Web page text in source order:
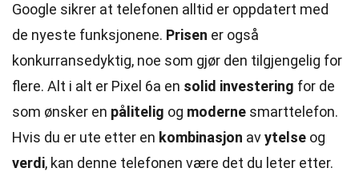
Google sikrer at telefonen alltid er oppdatert med
de nyeste funksjonene. Prisen er også
konkurransedyktig, noe som gjør den tilgjengelig for
flere. Alt i alt er Pixel 6a en solid investering for de
som ønsker en pålitelig og moderne smarttelefon.
Hvis du er ute etter en kombinasjon avytelse og
verdi, kan denne telefonen være det du leter etter.